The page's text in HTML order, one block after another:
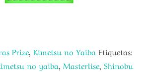
Prize, Kimetsu no Yaiba Etiquetas:
no yaiba, Masterlise, Shinobu